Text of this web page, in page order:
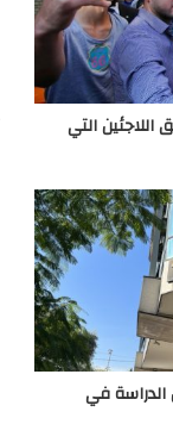
التي
الدراسة في